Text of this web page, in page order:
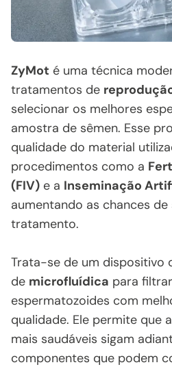
ZyMot é uma técnica
tratamentos de
selecionar os melhores
amostra de sêmen. Esse
qualidade do material
procedimentos como a
(FIV) e a Inseminação
aumentando as chances
tratamento.
Trata-se de um dispositivo
de microfluídica para
espermatozoides com
qualidade. Ele permite que
mais saudáveis sigam
componentes que podem